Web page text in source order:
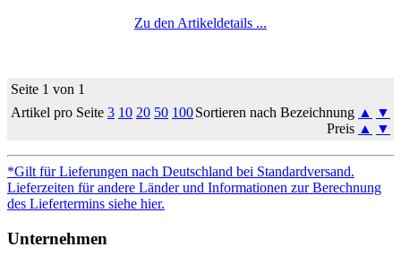
Zu den Artikeldetails ...
Seite 1 von 1
Artikel pro Seite 3 10 20 50 100Sortieren nach Bezeichnung ▲
▼
Preis ▲ ▼
*Gilt für Lieferungen nach Deutschland bei Standardversand.
Lieferzeiten für andere Länder und Informationen zur Berechnung
des Liefertermins siehe hier.
Unternehmen